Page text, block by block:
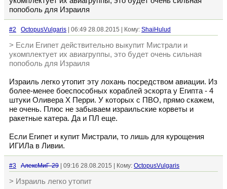
попоболь для Израиля
#2 OctopusVulgaris | 06:49 28.08.2015 | Кому: ShaiHulud
> Если Египет действительно выкупит Мистрали и
укомплектует их авиагруппы, это будет очень сильная
попоболь для Израиля
Израиль легко утопит эту лохань посредством авиации. Из
более-менее боеспособных кораблей эскорта у Египта - 4
штуки Оливера Х Перри. У которых с ПВО, прямо скажем,
не очень. Плюс не забываем израильские корветы и
ракетные катера. Да и ПЛ еще.
Если Египет и купит Мистрали, то лишь для курощения
ИГИЛа в Ливии.
#3 АлексМиГ-29 | 09:16 28.08.2015 | Кому: OctopusVulgaris
> Израиль легко утопит